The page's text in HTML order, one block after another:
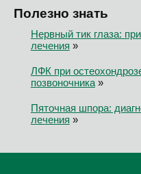
Полезно знать
Нервный тик глаза:
лечения »
ЛФК при
позвоночника»
Пяточная шпора:
лечения »